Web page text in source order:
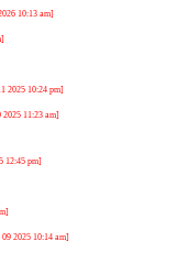
10:13 am]
2025 10:24 pm]
2025 11:23 am]
12:45 pm]
09 2025 10:14 am]